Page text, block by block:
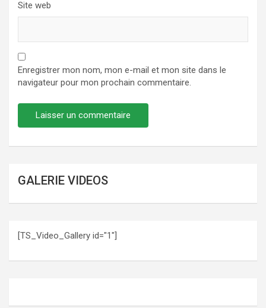
Site web
Enregistrer mon nom, mon e-mail et mon site dans le
navigateur pour mon prochain commentaire.
GALERIE VIDEOS
[TS_Video_Gallery id="1"]